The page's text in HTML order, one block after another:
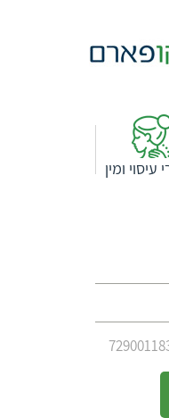
עיסוי ומין